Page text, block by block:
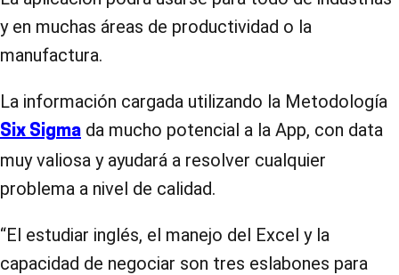
y en muchas áreas de productividad o la
manufactura.
La información cargada utilizando la Metodología
Six Sigma da mucho potencial a la App, con data
muy valiosa y ayudará a resolver cualquier
problema a nivel de calidad.
“El estudiar inglés, el manejo del Excel y la
capacidad de negociar son tres eslabones para